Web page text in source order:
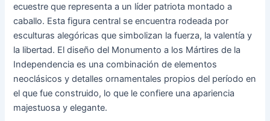
ecuestre que representa a un líder patriota montado a
caballo. Esta figura central se encuentra rodeada por
esculturas alegóricas que simbolizan la fuerza, la valentía y
la libertad. El diseño del Monumento a los Mártires de la
Independencia es una combinación de elementos
neoclásicos y detalles ornamentales propios del período en
el que fue construido, lo que le confiere una apariencia
majestuosa y elegante.